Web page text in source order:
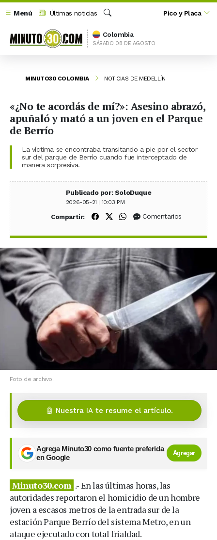
Menú
Últimas noticias
Buscar
Pico y Placa
Colombia
SÁBADO 08 DE AGOSTO
MINUTO30 COLOMBIA NOTICIAS DE MEDELLÍN
«¿No te acordás de mí?»: Asesino abrazó,
apuñaló y mató a un joven en el Parque
de Berrío
La víctima se encontraba transitando a pie por el sector
sur del parque de Berrío cuando fue interceptado de
manera sorpresiva.
Publicado por: SoloDuque
2026-05-21 | 10:03 PM
Compartir: Compartir en Facebook
Compartir en X (Twitter)
Compartir en WhatsApp
Comentarios
Foto de archivo.
🤖 Nuestra IA te resume el artículo.
Agrega Minuto30 como fuente preferida
en Google
Agregar
Minuto30.com .- En las últimas horas, las
autoridades reportaron el homicidio de un hombre
joven a escasos metros de la entrada sur de la
estación Parque Berrío del sistema Metro, en un
ataque ejecutado con total frialdad.